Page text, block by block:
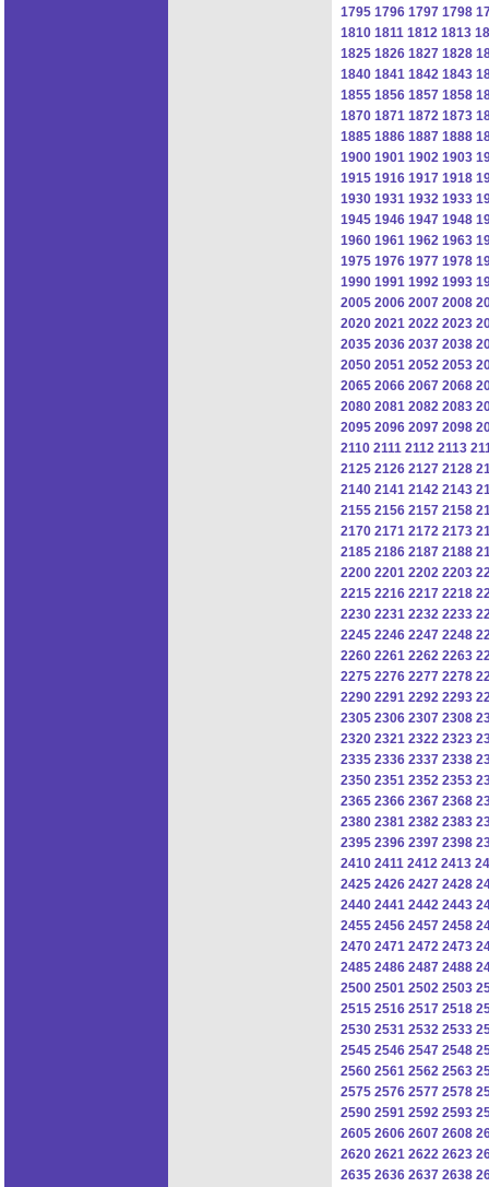
1795 1796 1797 1798
1810 1811 1812 1813
1825 1826 1827 1828
1840 1841 1842 1843
1855 1856 1857 1858
1870 1871 1872 1873
1885 1886 1887 1888
1900 1901 1902 1903
1915 1916 1917 1918
1930 1931 1932 1933
1945 1946 1947 1948
1960 1961 1962 1963
1975 1976 1977 1978
1990 1991 1992 1993
2005 2006 2007 2008
2020 2021 2022 2023
2035 2036 2037 2038
2050 2051 2052 2053
2065 2066 2067 2068
2080 2081 2082 2083
2095 2096 2097 2098
2110 2111 2112 2113
2125 2126 2127 2128
2140 2141 2142 2143
2155 2156 2157 2158
2170 2171 2172 2173
2185 2186 2187 2188
2200 2201 2202 2203
2215 2216 2217 2218
2230 2231 2232 2233
2245 2246 2247 2248
2260 2261 2262 2263
2275 2276 2277 2278
2290 2291 2292 2293
2305 2306 2307 2308
2320 2321 2322 2323
2335 2336 2337 2338
2350 2351 2352 2353
2365 2366 2367 2368
2380 2381 2382 2383
2395 2396 2397 2398
2410 2411 2412 2413
2425 2426 2427 2428
2440 2441 2442 2443
2455 2456 2457 2458
2470 2471 2472 2473
2485 2486 2487 2488
2500 2501 2502 2503
2515 2516 2517 2518
2530 2531 2532 2533
2545 2546 2547 2548
2560 2561 2562 2563
2575 2576 2577 2578
2590 2591 2592 2593
2605 2606 2607 2608
2620 2621 2622 2623
2635 2636 2637 2638